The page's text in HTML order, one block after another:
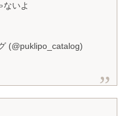
ないよ
(@puklipo_catalog)